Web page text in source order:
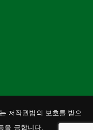
저작권법의 보호를 받으
을 금합니다.